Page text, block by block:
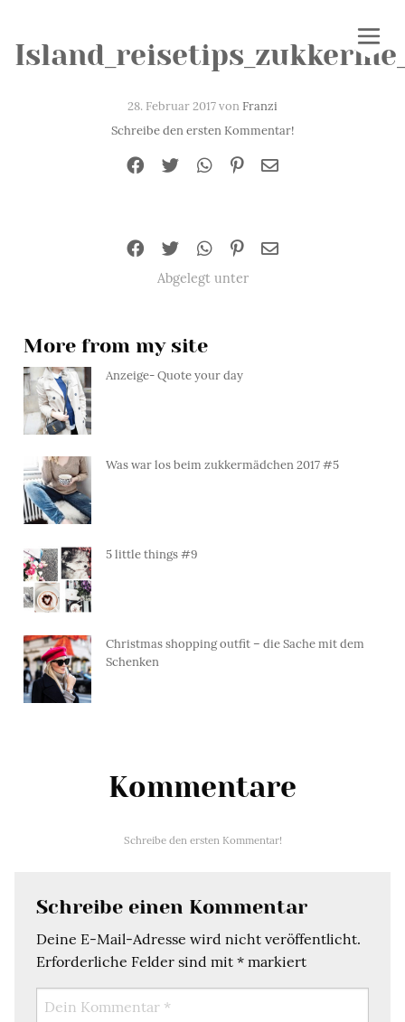
28. Februar 2017 vonFranzi
Schreibe den ersten Kommentar!
Abgelegt unter
More from my site
Anzeige- Quote your day
Was war los beim zukkermädchen 2017 #5
5 little things #9
Christmas shopping outfit – die Sache mit dem
Schenken
Kommentare
Schreibe den ersten Kommentar!
Schreibe einen Kommentar
Deine E-Mail-Adresse wird nicht veröffentlicht.
Erforderliche Felder sind mit * markiert